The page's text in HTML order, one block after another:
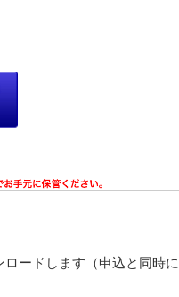
ードします（申込と同時に